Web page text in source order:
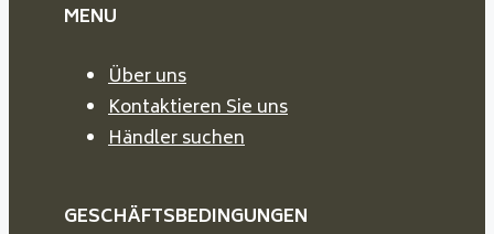
MENU
Über uns
Kontaktieren Sie uns
Händler suchen
GESCHÄFTSBEDINGUNGEN